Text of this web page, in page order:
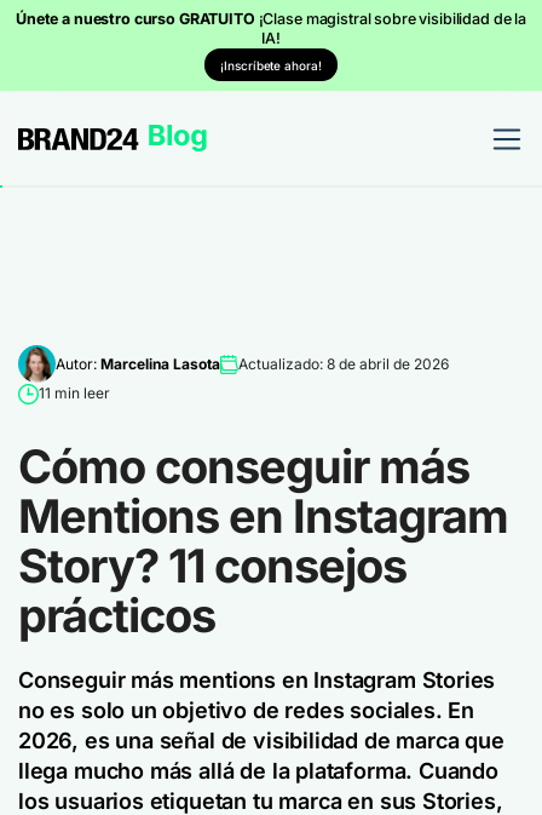
Únete a nuestro curso GRATUITO ¡Clase magistral sobre visibilidad de la
IA!
¡Inscríbete ahora!
Autor: Marcelina Lasota
Actualizado: 8 de abril de 2026
11 min leer
Cómo conseguir más
Mentions en Instagram
Story? 11 consejos
prácticos
Conseguir más mentions en Instagram Stories
no es solo un objetivo de redes sociales. En
2026, es una señal de visibilidad de marca que
llega mucho más allá de la plataforma. Cuando
los usuarios etiquetan tu marca en sus Stories,